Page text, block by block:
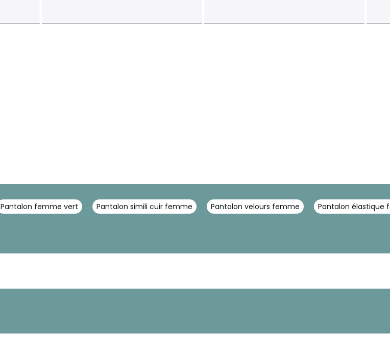
Pantalon femme vert Pantalon simili cuir femme Pantalon velours femme Pantalon élastique